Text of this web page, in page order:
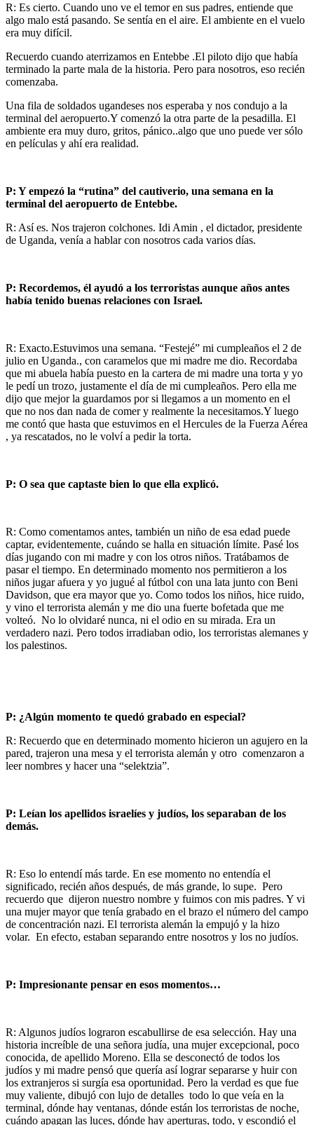
R: Es cierto. Cuando uno ve el temor en sus padres, entiende que
algo malo está pasando. Se sentía en el aire. El ambiente en el vuelo
era muy difícil.
Recuerdo cuando aterrizamos en Entebbe .El piloto dijo que había
terminado la parte mala de la historia. Pero para nosotros, eso recién
comenzaba.
Una fila de soldados ugandeses nos esperaba y nos condujo a la
terminal del aeropuerto.Y comenzó la otra parte de la pesadilla. El
ambiente era muy duro, gritos, pánico..algo que uno puede ver sólo
en películas y ahí era realidad.
P: Y empezó la “rutina” del cautiverio, una semana en la
terminal del aeropuerto de Entebbe.
R: Así es. Nos trajeron colchones. Idi Amin , el dictador, presidente
de Uganda, venía a hablar con nosotros cada varios días.
P: Recordemos, él ayudó a los terroristas aunque años antes
había tenido buenas relaciones con Israel.
R: Exacto.Estuvimos una semana. “Festejé” mi cumpleaños el 2 de
julio en Uganda., con caramelos que mi madre me dio. Recordaba
que mi abuela había puesto en la cartera de mi madre una torta y yo
le pedí un trozo, justamente el día de mi cumpleaños. Pero ella me
dijo que mejor la guardamos por si llegamos a un momento en el
que no nos dan nada de comer y realmente la necesitamos.Y luego
me contó que hasta que estuvimos en el Hercules de la Fuerza Aérea
, ya rescatados, no le volví a pedir la torta.
P: O sea que captaste bien lo que ella explicó.
R: Como comentamos antes, también un niño de esa edad puede
captar, evidentemente, cuándo se halla en situación límite. Pasé los
días jugando con mi madre y con los otros niños. Tratábamos de
pasar el tiempo. En determinado momento nos permitieron a los
niños jugar afuera y yo jugué al fútbol con una lata junto con Beni
Davidson, que era mayor que yo. Como todos los niños, hice ruido,
y vino el terrorista alemán y me dio una fuerte bofetada que me
volteó. No lo olvidaré nunca, ni el odio en su mirada. Era un
verdadero nazi. Pero todos irradiaban odio, los terroristas alemanes y
los palestinos.
P: ¿Algún momento te quedó grabado en especial?
R: Recuerdo que en determinado momento hicieron un agujero en la
pared, trajeron una mesa y el terrorista alemán y otro comenzaron a
leer nombres y hacer una “selektzia”.
P: Leían los apellidos israelíes y judíos, los separaban de los
demás.
R: Eso lo entendí más tarde. En ese momento no entendía el
significado, recién años después, de más grande, lo supe. Pero
recuerdo que dijeron nuestro nombre y fuimos con mis padres. Y vi
una mujer mayor que tenía grabado en el brazo el número del campo
de concentración nazi. El terrorista alemán la empujó y la hizo
volar. En efecto, estaban separando entre nosotros y los no judíos.
P: Impresionante pensar en esos momentos…
R: Algunos judíos lograron escabullirse de esa selección. Hay una
historia increíble de una señora judía, una mujer excepcional, poco
conocida, de apellido Moreno. Ella se desconectó de todos los
judíos y mi madre pensó que quería así lograr separarse y huir con
los extranjeros si surgía esa oportunidad. Pero la verdad es que fue
muy valiente, dibujó con lujo de detalles todo lo que veía en la
terminal, dónde hay ventanas, dónde están los terroristas de noche,
cuándo apagan las luces, dónde hay aperturas, todo, y escondió el